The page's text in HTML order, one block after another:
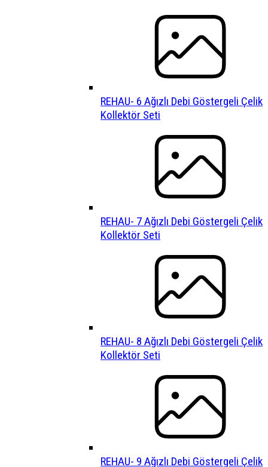
REHAU- 6 Ağızlı Debi Göstergeli Çelik
Kollektör Seti
REHAU- 7 Ağızlı Debi Göstergeli Çelik
Kollektör Seti
REHAU- 8 Ağızlı Debi Göstergeli Çelik
Kollektör Seti
REHAU- 9 Ağızlı Debi Göstergeli Çelik